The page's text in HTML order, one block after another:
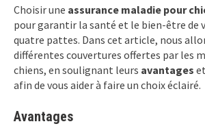
Choisir une assurance maladie pour
pour garantir la santé et le bien-être de
quatre pattes. Dans cet article, nous
différentes couvertures offertes par les
chiens, en soulignant leurs avantages et
afin de vous aider à faire un choix éclairé.
Avantages